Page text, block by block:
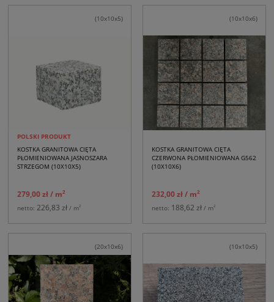
POLSKI PRODUKT
KOSTKA GRANITOWA CIĘTA
PŁOMIENIOWANA JASNOSZARA
STRZEGOM (10X10X5)
279,00 zł/ m2
netto: 226,83 zł / m2
(10x10x5)
KOSTKA GRANITOWA CIĘTA
CZERWONA PŁOMIENIOWANA G562
(10X10X6)
232,00 zł/ m2
netto: 188,62 zł / m2
(10x10x6)
(20x10x6) (10x10x5)